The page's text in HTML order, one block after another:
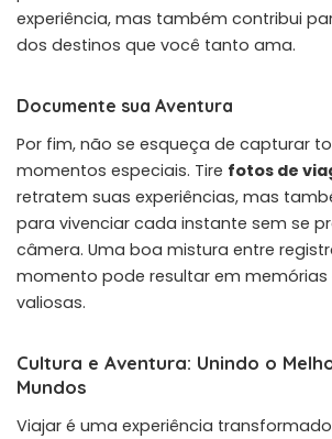
experiência, mas também contribui
dos destinos que você tanto ama.
Documente sua Aventura
Por fim, não se esqueça de capturar
momentos especiais. Tire fotos de
retratem suas experiências, mas
para vivenciar cada instante sem se
câmera. Uma boa mistura entre
momento pode resultar em memórias
valiosas.
Cultura e Aventura: Unindo o
Mundos
Viajar é uma experiência